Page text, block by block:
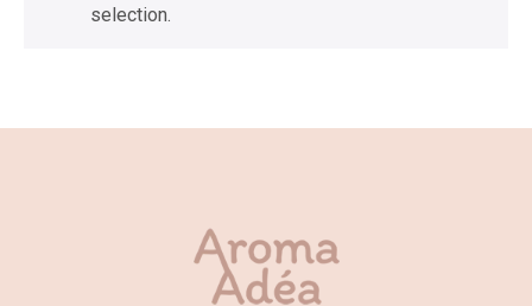
selection.